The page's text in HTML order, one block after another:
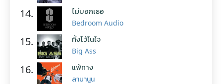
14. ไม่บอกเธอ
Bedroom Audio
15. ทิ้งไว้ในใจ
Big Ass
16. แพ้ทาง
ลาบานูน